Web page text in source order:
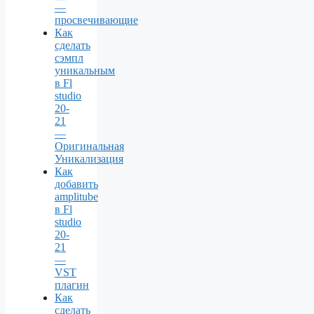
—
просвечивающие
Как
сделать
сэмпл
уникальным
в Fl
studio
20-
21
—
Оригинальная
Уникализация
Как
добавить
amplitube
в Fl
studio
20-
21
—
VST
плагин
Как
сделать